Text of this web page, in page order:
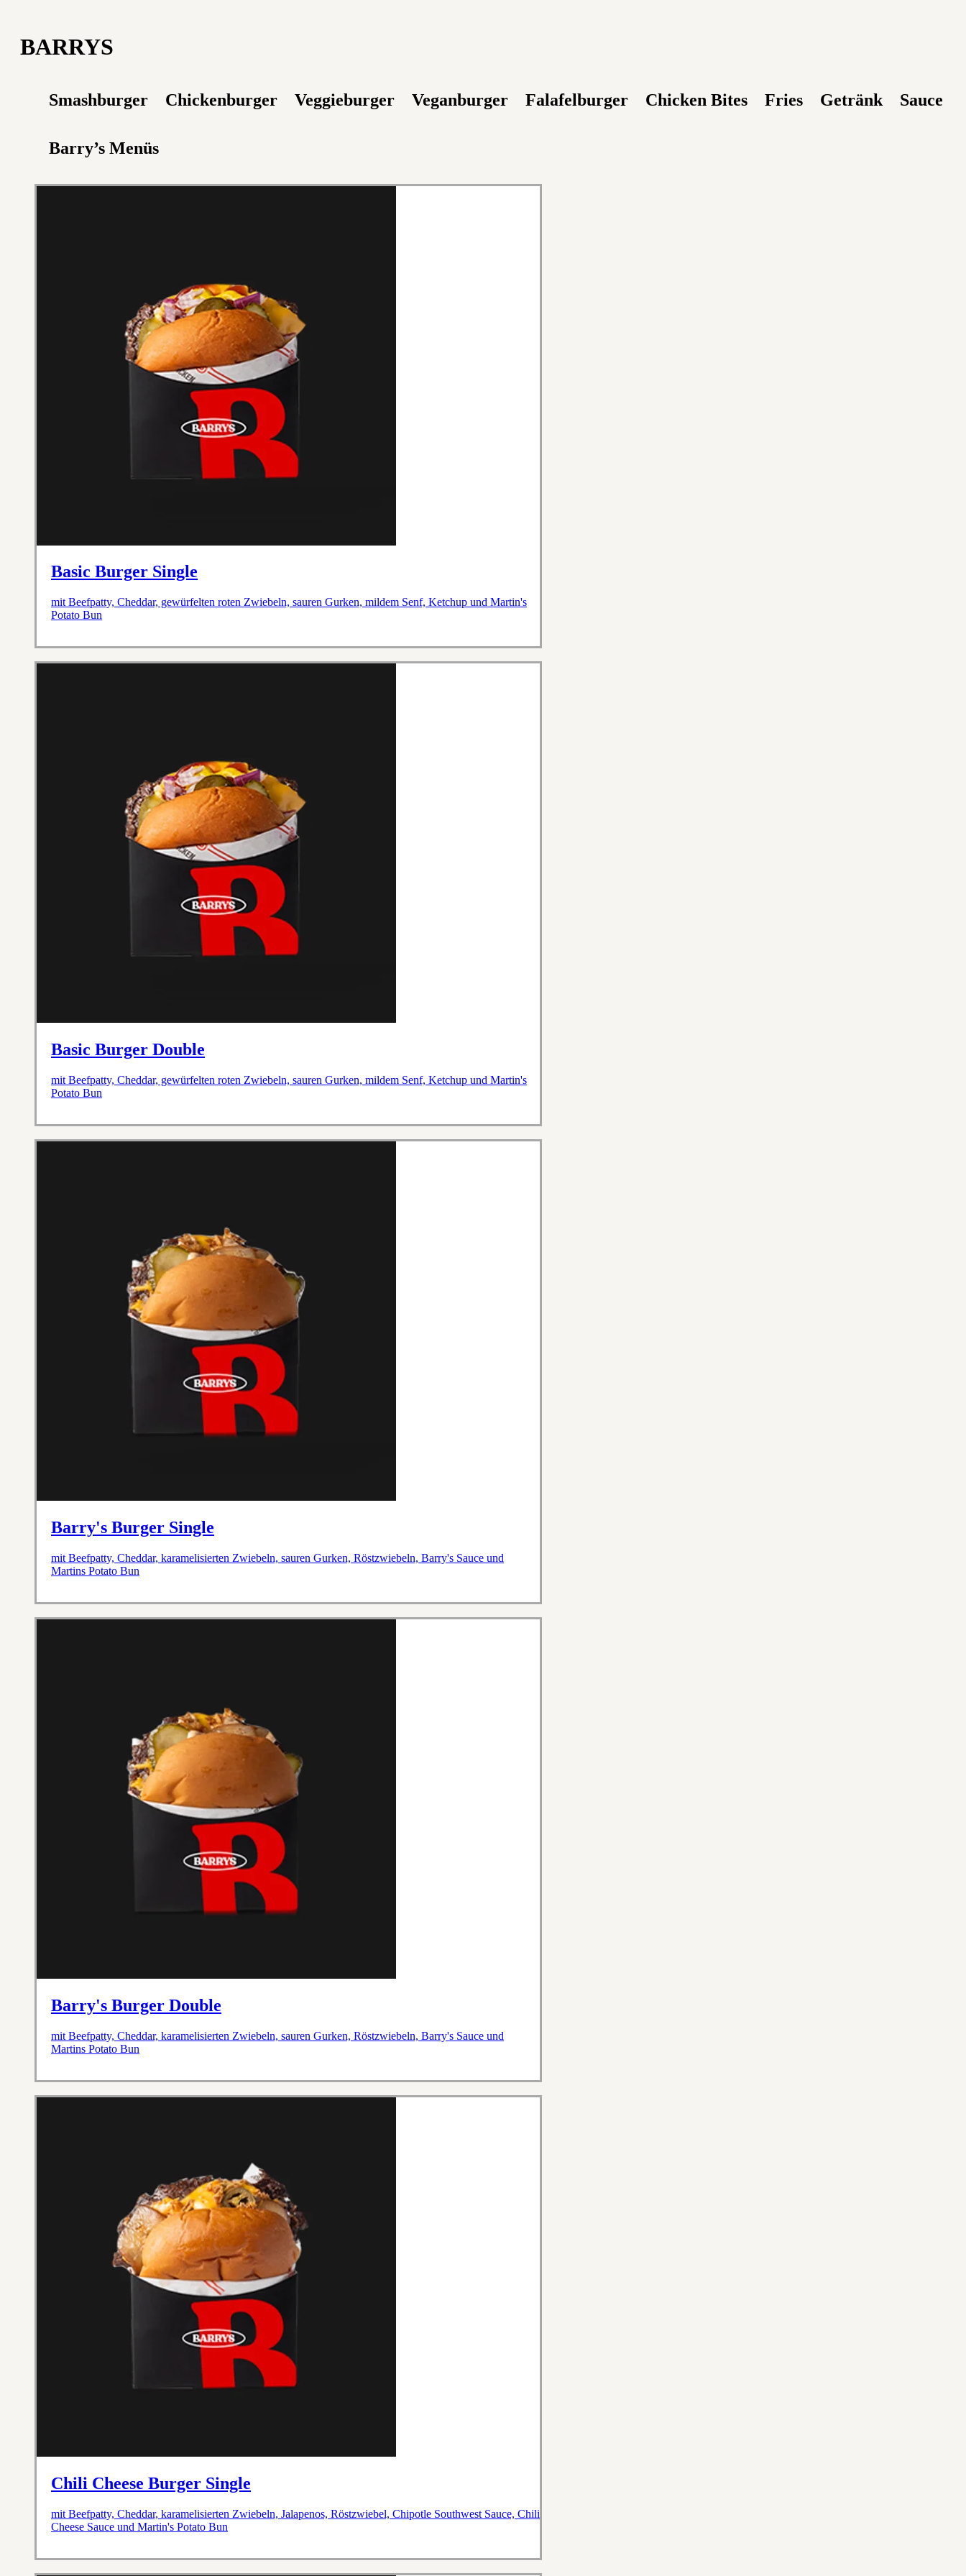
BARRYS
Smashburger Chickenburger Veggieburger Veganburger Falafelburger Chicken Bites Fries Getränk Sauce
Barry’s Menüs
Basic Burger Single
mit Beefpatty, Cheddar, gewürfelten roten Zwiebeln, sauren Gurken, mildem Senf, Ketchup und Martin's
Potato Bun
Basic Burger Double
mit Beefpatty, Cheddar, gewürfelten roten Zwiebeln, sauren Gurken, mildem Senf, Ketchup und Martin's
Potato Bun
Barry's Burger Single
mit Beefpatty, Cheddar, karamelisierten Zwiebeln, sauren Gurken, Röstzwiebeln, Barry's Sauce und
Martins Potato Bun
Barry's Burger Double
mit Beefpatty, Cheddar, karamelisierten Zwiebeln, sauren Gurken, Röstzwiebeln, Barry's Sauce und
Martins Potato Bun
Chili Cheese Burger Single
mit Beefpatty, Cheddar, karamelisierten Zwiebeln, Jalapenos, Röstzwiebel, Chipotle Southwest Sauce, Chili
Cheese Sauce und Martin's Potato Bun